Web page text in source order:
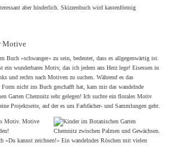
Motive
Buch »schwanger« zu sein, bedeutet, dass es allgegenwärtig ist.
ein wunderbares Motiv, das ich jedem ans Herz lege! Eisessen in
und rechts nach Motiven zu suchen. Während es das
nicht ins Buch geschafft hat, kam mir das wandelnde
Garten Chemnitz sehr gelegen! Ich suchte ein florales Motiv
Projektseite, auf der es um Farbfächer- und Sammlungen geht.